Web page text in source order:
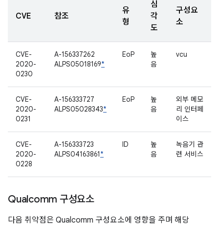
CVE 참조
유
형
심
각
도
구성요
소
CVE-
2020-
0230
A-156337262
ALPS05018169*
EoP
높
음
vcu
CVE-
2020-
0231
A-156333727
ALPS05028343*
EoP
높
음
외부 메모
리 인터페
이스
CVE-
2020-
0228
A-156333723
ALPS04163861*
ID
높
음
녹음기 관
련 서비스
Qualcomm 구성요소
다음 취약점은 Qualcomm 구성요소에 영향을 주며 해당